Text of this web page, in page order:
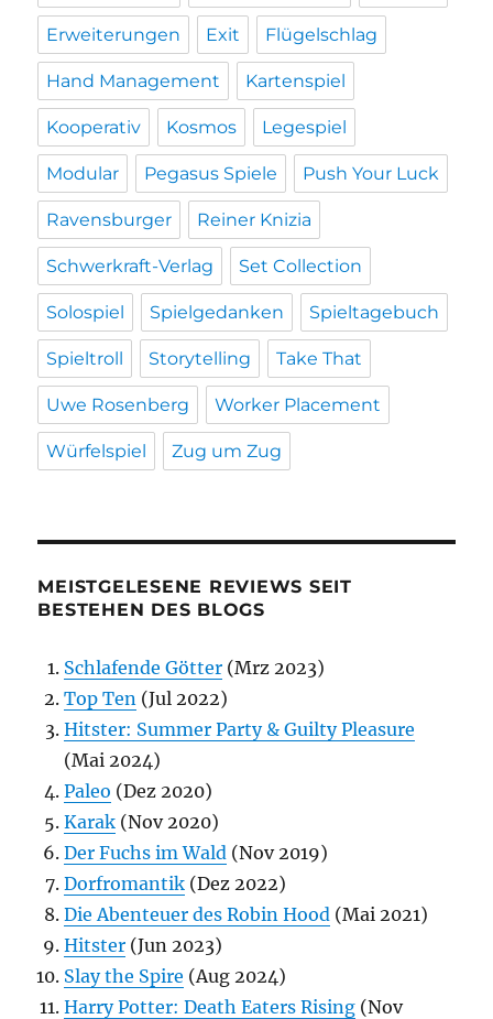
Erweiterungen Exit Flügelschlag
Hand Management Kartenspiel
Kooperativ Kosmos Legespiel
Modular Pegasus Spiele Push Your Luck
Ravensburger Reiner Knizia
Schwerkraft-Verlag Set Collection
Solospiel Spielgedanken Spieltagebuch
Spieltroll Storytelling Take That
Uwe Rosenberg Worker Placement
Würfelspiel Zug um Zug
MEISTGELESENE REVIEWS SEIT
BESTEHEN DES BLOGS
Schlafende Götter (Mrz 2023)
Top Ten (Jul 2022)
Hitster: Summer Party & Guilty Pleasure
(Mai 2024)
Paleo (Dez 2020)
Karak (Nov 2020)
Der Fuchs im Wald (Nov 2019)
Dorfromantik (Dez 2022)
Die Abenteuer des Robin Hood (Mai 2021)
Hitster (Jun 2023)
Slay the Spire (Aug 2024)
Harry Potter: Death Eaters Rising (Nov